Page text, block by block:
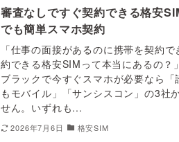
審査なしですぐ契約できる格安
でも簡単スマホ契約
「仕事の面接があるのに携帯を契約
約できる格安SIMって本当にあるの？
ブラックで今すぐスマホが必要なら
もモバイル」「サンシスコン」の3社
せん。いずれも...
2026年7月6日 格安SIM